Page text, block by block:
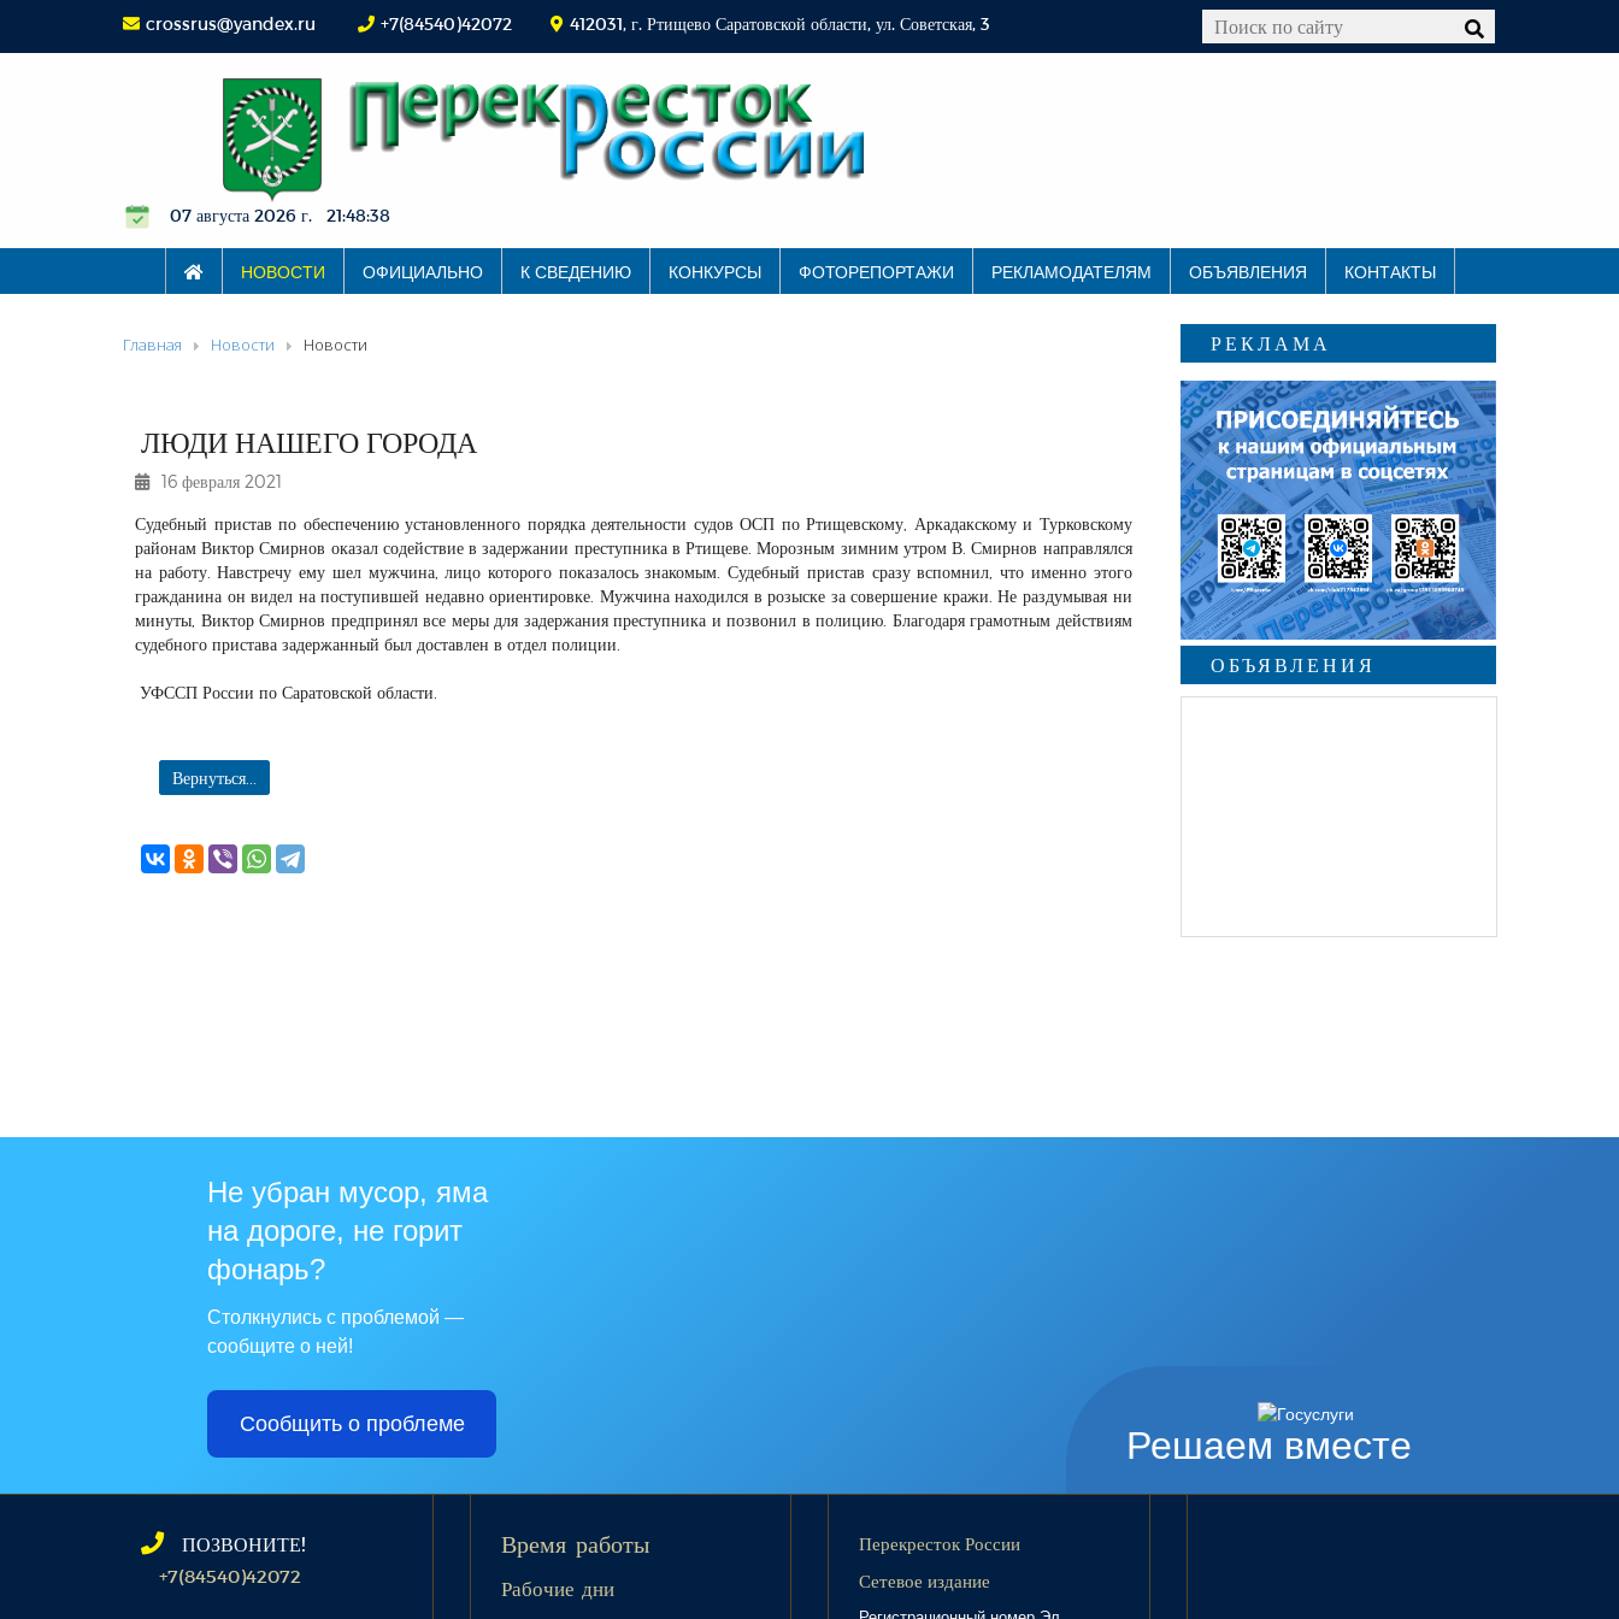
crossrus@yandex.ru +7(84540)42072 412031, г. Ртищево Саратовской области, ул. Советская, 3
07 августа 2026 г. 21:48:38
НОВОСТИ ОФИЦИАЛЬНО К СВЕДЕНИЮ КОНКУРСЫ ФОТОРЕПОРТАЖИ РЕКЛАМОДАТЕЛЯМ ОБЪЯВЛЕНИЯ КОНТАКТЫ
Главная Новости Новости
ЛЮДИ НАШЕГО ГОРОДА
16 февраля 2021
Судебный пристав по обеспечению установленного порядка деятельности судов ОСП по Ртищевскому, Аркадакскому и Турковскому
районам Виктор Смирнов оказал содействие в задержании преступника в Ртищеве. Морозным зимним утром В. Смирнов направлялся
на работу. Навстречу ему шел мужчина, лицо которого показалось знакомым. Судебный пристав сразу вспомнил, что именно этого
гражданина он видел на поступившей недавно ориентировке. Мужчина находился в розыске за совершение кражи. Не раздумывая ни
минуты, Виктор Смирнов предпринял все меры для задержания преступника и позвонил в полицию. Благодаря грамотным действиям
судебного пристава задержанный был доставлен в отдел полиции.
УФССП России по Саратовской области.
Вернуться...
РЕКЛАМА
ОБЪЯВЛЕНИЯ
Решаем вместе
Не убран мусор, яма
на дороге, не горит
фонарь?
Столкнулись с проблемой —
сообщите о ней!
Сообщить о проблеме
ПОЗВОНИТЕ!
+7(84540)42072
Время работы
Рабочие дни
Перекресток России
Сетевое издание